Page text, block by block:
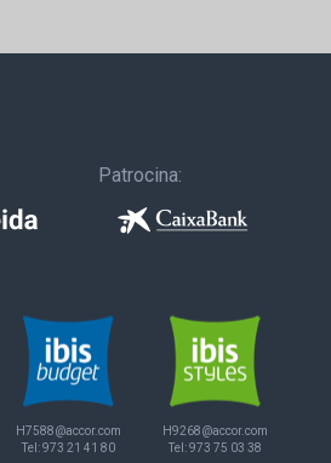
Patrocina:
H7588@accor.com
Tel:973 21 41 80
H9268@accor.com
Tel:973 75 03 38